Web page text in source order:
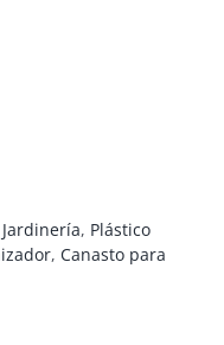
Jardinería, Plástico
, Canasto para